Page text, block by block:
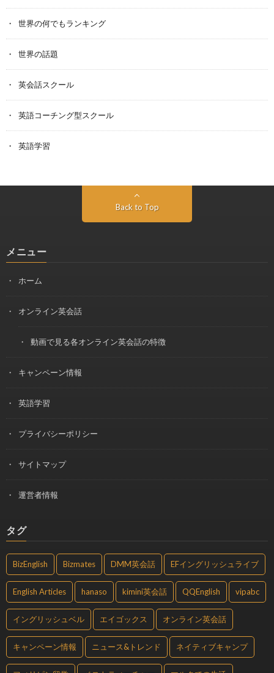
世界の何でもランキング
世界の話題
英会話スクール
英語コーチング型スクール
英語学習
Back to Top
メニュー
ホーム
オンライン英会話
動画で見る各オンライン英会話の特徴
キャンペーン情報
英語学習
プライバシーポリシー
サイトマップ
運営者情報
タグ
BizEnglish Bizmates DMM英会話 EFイングリッシュライブ
English Articles hanaso kimini英会話 QQEnglish vipabc
イングリッシュベル エイゴックス オンライン英会話
キャンペーン情報 ニュース&トレンド ネイティブキャンプ